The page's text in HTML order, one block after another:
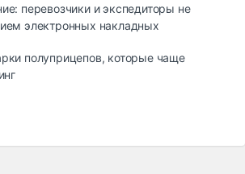
перевозчики и экспедиторы не
электронных накладных
полуприцепов, которые чаще